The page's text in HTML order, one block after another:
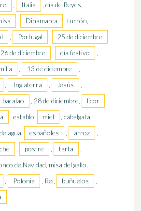
, Italia
, día de Reyes,
, Dinamarca
, turrón,
, Portugal ,
25 de diciembre
26 de diciembre , día festivo
,
, 13 de diciembre
,
, Inglaterra , Jesús
,
bacalao , 28 de diciembre, licor
,
, establo, miel
, cabalgata,
agua,
españoles , arroz
,
, postre , tarta
,
de Navidad, misa del gallo,
, Polonia , Rei, buñuelos
,
,